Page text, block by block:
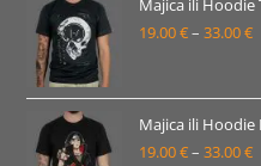
do
Majica ili Hoodie
19.00€– 33.00€
do
Majica ili Hoodie
19.00€– 33.00€